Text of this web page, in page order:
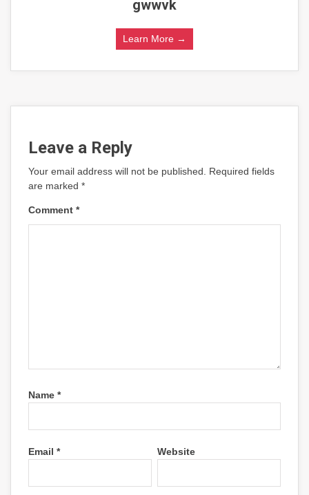
gwwvk
Learn More →
Leave a Reply
Your email address will not be published.
Required fields
are marked *
Comment *
Name *
Email * Website